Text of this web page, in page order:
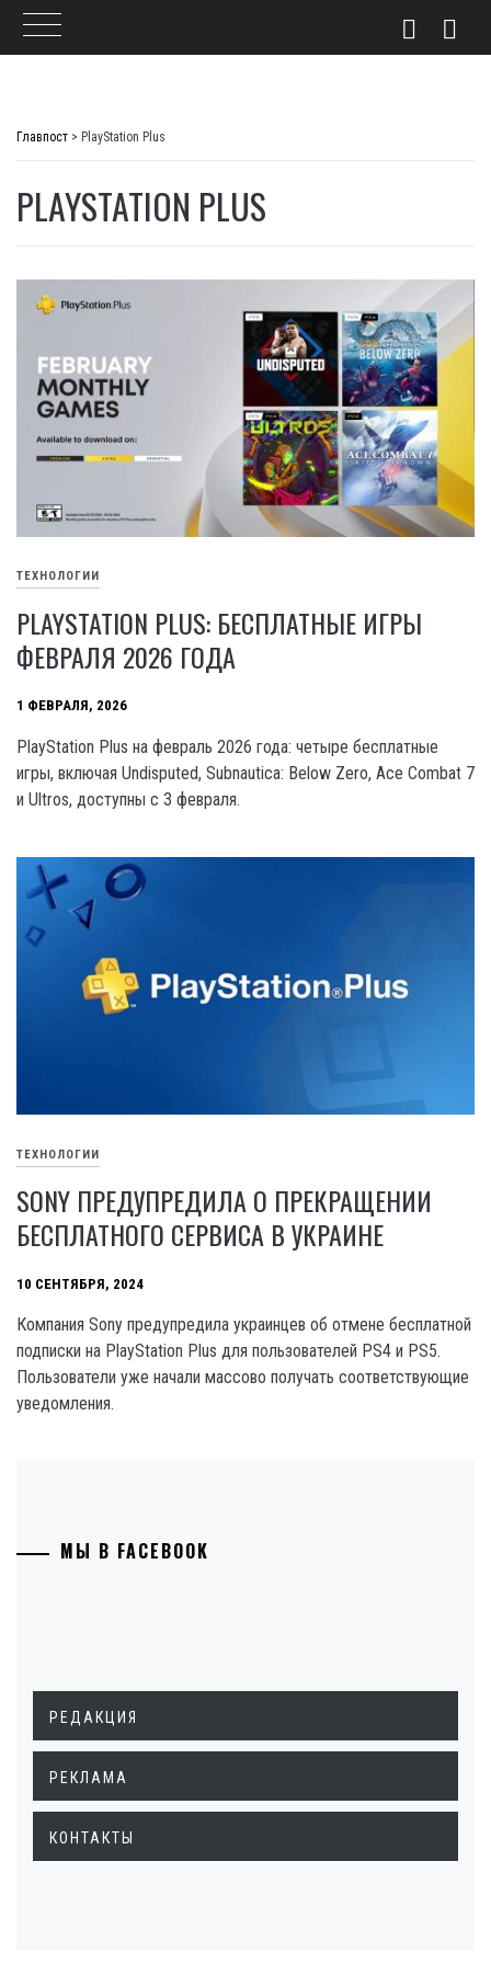
Главпост > PlayStation Plus
PLAYSTATION PLUS
ТЕХНОЛОГИИ
PLAYSTATION PLUS: БЕСПЛАТНЫЕ ИГРЫ
ФЕВРАЛЯ 2026 ГОДА
1 ФЕВРАЛЯ, 2026
PlayStation Plus на февраль 2026 года: четыре бесплатные
игры, включая Undisputed, Subnautica: Below Zero, Ace Combat 7
и Ultros, доступны с 3 февраля.
ТЕХНОЛОГИИ
SONY ПРЕДУПРЕДИЛА О ПРЕКРАЩЕНИИ
БЕСПЛАТНОГО СЕРВИСА В УКРАИНЕ
10 СЕНТЯБРЯ, 2024
Компания Sony предупредила украинцев об отмене бесплатной
подписки на PlayStation Plus для пользователей PS4 и PS5.
Пользователи уже начали массово получать соответствующие
уведомления.
МЫ В FACEBOOK
РЕДАКЦИЯ
РЕКЛАМА
КОНТАКТЫ